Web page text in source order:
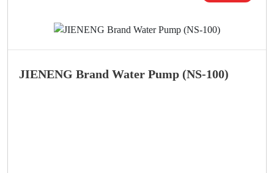
JIENENG Brand Water Pump (NS-100)